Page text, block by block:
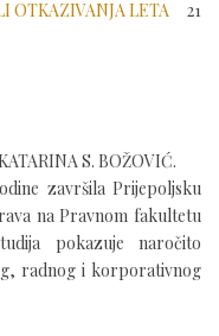
OTKAZIVANJA LETA
21
S. BOŽOVIĆ.
završila Prijepoljsku
na Pravnom fakultetu
pokazuje naročito
radnog i korporativnog